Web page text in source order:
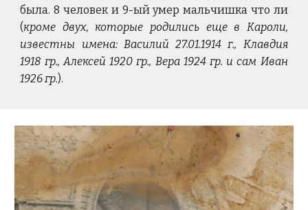
была. 8 человек и 9-ый умер мальчишка что ли
(кроме двух, которые родились еще в Кароли,
известны имена: Василий 27.01.1914 г., Клавдия
1918 гр., Алексей 1920 гр., Вера 1924 гр. и сам Иван
1926 гр.).